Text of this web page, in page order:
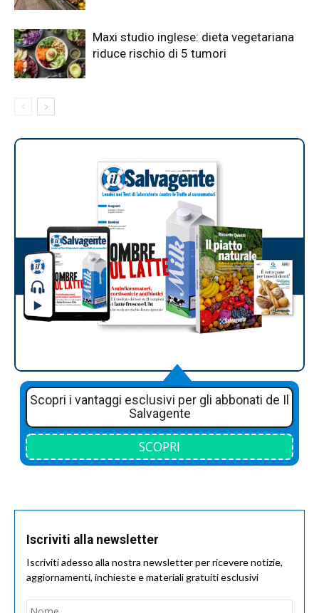
Maxi studio inglese: dieta vegetariana
riduce rischio di 5 tumori
Scopri i vantaggi esclusivi per gli abbonati de Il
Salvagente
SCOPRI
Iscriviti alla newsletter
Iscriviti adesso alla nostra newsletter per ricevere notizie,
aggiornamenti, inchieste e materiali gratuiti esclusivi
Nome